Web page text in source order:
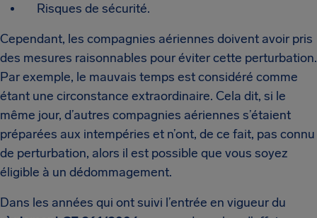
Risques de sécurité.
Cependant, les compagnies aériennes doivent avoir pris
des mesures raisonnables pour éviter cette perturbation.
Par exemple, le mauvais temps est considéré comme
étant une circonstance extraordinaire. Cela dit, si le
même jour, d’autres compagnies aériennes s’étaient
préparées aux intempéries et n’ont, de ce fait, pas connu
de perturbation, alors il est possible que vous soyez
éligible à un dédommagement.
Dans les années qui ont suivi l’entrée en vigueur du